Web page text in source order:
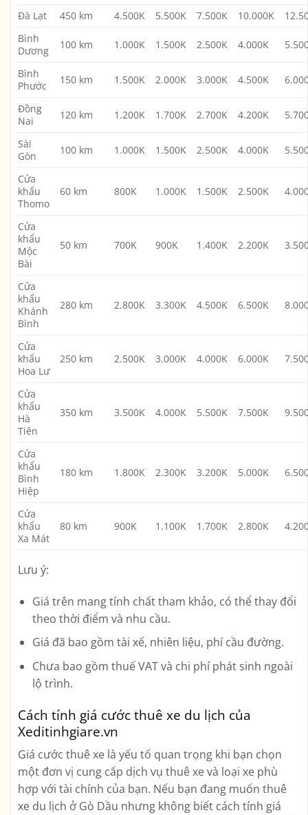
Đà Lạt 450 km 4.500K 5.500K 7.500K 10.000K
Bình
Dương
100 km 1.000K 1.500K 2.500K 4.000K
Bình
Phước
150 km 1.500K 2.000K 3.000K 4.500K
Đồng
Nai
120 km 1.200K 1.700K 2.700K 4.200K
Sài
Gòn
100 km 1.000K 1.500K 2.500K 4.000K
Cửa
khẩu
Thomo
60 km 800K 1.000K 1.500K 2.500K
Cửa
khẩu
Mộc
Bài
50 km 700K 900K 1.400K 2.200K
Cửa
khẩu
Khánh
Bình
280 km 2.800K 3.300K 4.500K 6.500K
Cửa
khẩu
Hoa Lư
250 km 2.500K 3.000K 4.000K 6.000K
Cửa
khẩu
Hà
Tiên
350 km 3.500K 4.000K 5.500K 7.500K
Cửa
khẩu
Bình
Hiệp
180 km 1.800K 2.300K 3.200K 5.000K
Cửa
khẩu
Xa Mát
80 km 900K 1.100K 1.700K 2.800K
Lưu ý:
Giá trên mang tính chất tham khảo, có thể thay đổi
theo thời điểm và nhu cầu.
Giá đã bao gồm tài xế, nhiên liệu, phí cầu đường.
Chưa bao gồm thuế VAT và chi phí phát sinh ngoài
lộ trình.
Cách tính giá cước thuê xe du lịch của
Xeditinhgiare.vn
Giá cước thuê xe là yếu tố quan trọng khi bạn chọn
một đơn vị cung cấp dịch vụ thuê xe và loại xe phù
hợp với tài chính của bạn. Nếu bạn đang muốn thuê
xe du lịch ở Gò Dầu nhưng không biết cách tính giá